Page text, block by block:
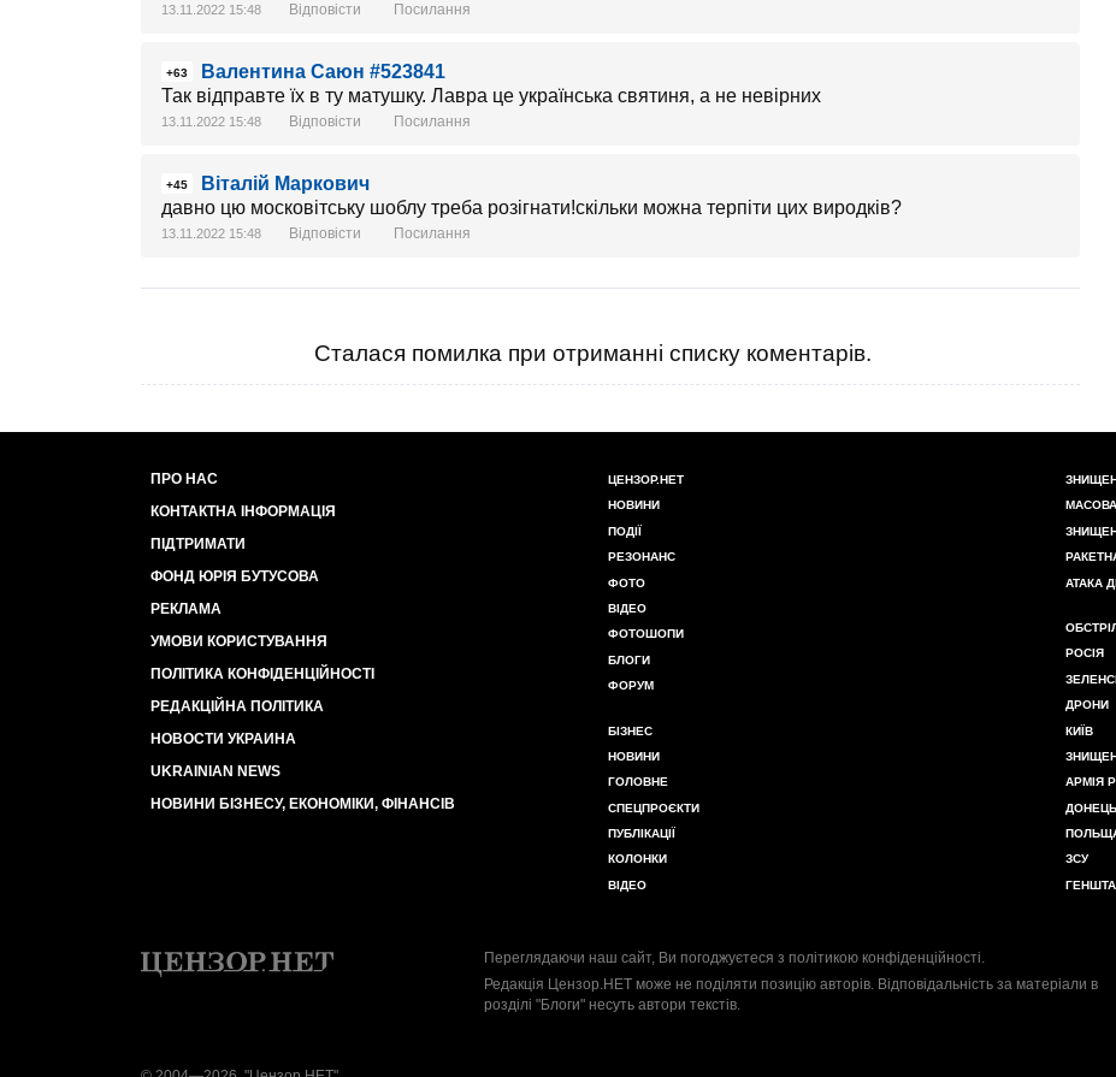
13.11.2022 15:48 Відповісти Посилання
+63
Валентина Саюн #523841
Так відправте їх в ту матушку. Лавра це українська святиня, а не невірних
13.11.2022 15:48 Відповісти Посилання
+45
Віталій Маркович
давно цю московітську шоблу треба розігнати!скільки можна терпіти цих виродків?
13.11.2022 15:48 Відповісти Посилання
Сталася помилка при отриманні списку коментарів.
ПРО НАС
КОНТАКТНА ІНФОРМАЦІЯ
ПІДТРИМАТИ
ФОНД ЮРІЯ БУТУСОВА
РЕКЛАМА
УМОВИ КОРИСТУВАННЯ
ПОЛІТИКА КОНФІДЕНЦІЙНОСТІ
РЕДАКЦІЙНА ПОЛІТИКА
НОВОСТИ УКРАИНА
UKRAINIAN NEWS
НОВИНИ БІЗНЕСУ, ЕКОНОМІКИ, ФІНАНСІВ
ЦЕНЗОР.НЕТ
НОВИНИ
ПОДІЇ
РЕЗОНАНС
ФОТО
ВІДЕО
ФОТОШОПИ
БЛОГИ
ФОРУМ
БІЗНЕС
НОВИНИ
ГОЛОВНЕ
СПЕЦПРОЄКТИ
ПУБЛІКАЦІЇ
КОЛОНКИ
ВІДЕО
АТАКА
РОСІЯ
ДРОНИ
КИЇВ
АРМІЯ
ЗСУ
Переглядаючи наш сайт, Ви погоджуєтеся з політикою конфіденційності.
Редакція Цензор.НЕТ може не поділяти позицію авторів. Відповідальність за матеріали в
розділі "Блоги" несуть автори текстів.